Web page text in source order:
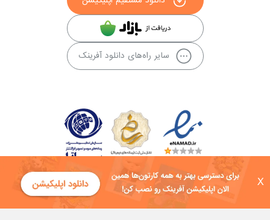
X
سایر راه‌های دانلود آفرینک
کلیه حقوق این سایت به شرکت توسعه فناوی هفت آسمان توکان تعلق دارد و